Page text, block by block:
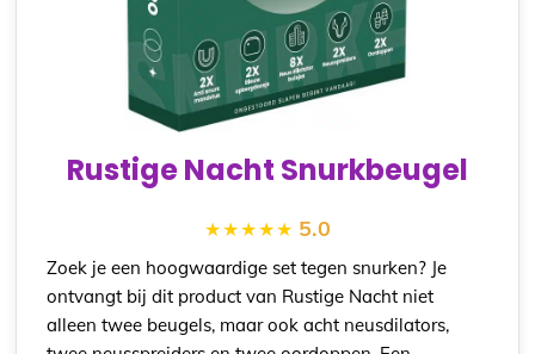
Rustige Nacht Snurkbeugel
5.0
Zoek je een hoogwaardige set tegen snurken? Je
ontvangt bij dit product van Rustige Nacht niet
alleen twee beugels, maar ook acht neusdilators,